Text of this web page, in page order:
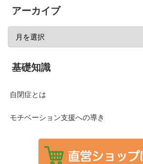
アーカイブ
基礎知識
自閉症とは
モチベーション支援への導き